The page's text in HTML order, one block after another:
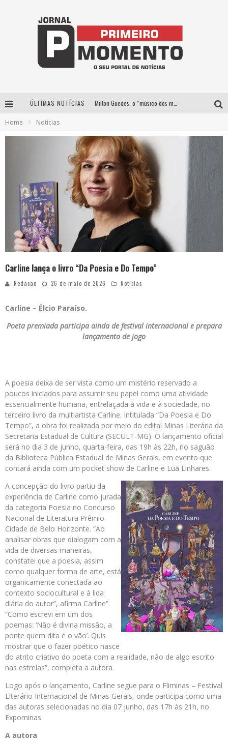
ÚLTIMAS NOTÍCIAS
Home Notícias
Carline lança o livro “Da Poesia e Do Tempo”
Redacao 26 de maio de 2026 Notícias
Carline – Élcio Paraíso.
Poeta premiada participa ainda de festival internacional e prepara
lançamento de jogo
A poesia deixa de ser vista como um mistério reservado a
poucos iniciados para assumir seu papel como uma atividade
essencialmente humana, entrelaçada à vida e à sociedade, no
terceiro livro da multiartista Carline. Intitulada “Da Poesia e Do
Tempo”, a obra foi realizada por meio do edital Minas Literária da
Secretaria Estadual de Cultura (SECULT-MG). O lançamento oficial
será no dia 3 de junho, quarta-feira, das 19h às 22h, no saguão
da Biblioteca Pública Estadual de Minas Gerais, em evento que
contará ainda com um pocket show de Carline e Luã Linhares.
A concepção do livro partiu da
experiência de Carline como jurada
da categoria Poesia no Concurso
Nacional de Literatura Prêmio
Cidade de Belo Horizonte. “Ao
analisar obras que dialogam com a
vida de diversas maneiras,
constatei que a poesia, assim
como qualquer forma de arte, está
organicamente conectada ao
contexto sociocultural e à lida
diária do autor”, afirma Carline”.
“Como escrevi em um dos
poemas: ‘Não é divina missão, a
ponte quem dita é o vão’. Quis
mostrar que o fazer poético nasce
do atrito criativo do poeta com a realidade, não de algo escrito
nas estrelas”, completa a autora.
Logo após o lançamento, Carline segue para o Fliminas – Festival
Literário Internacional de Minas Gerais, onde participa como uma
das autoras selecionadas no dia 07 junho, das 17h às 21h, no
Expominas.
A autora